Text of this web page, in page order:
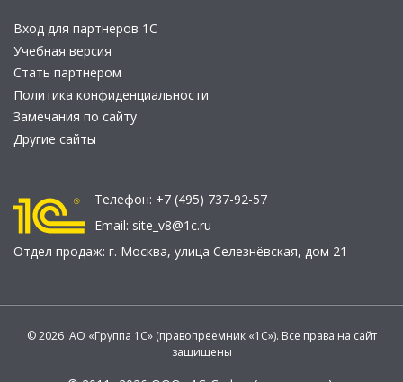
Вход для партнеров 1С
Учебная версия
Стать партнером
Политика конфиденциальности
Замечания по сайту
Другие сайты
Телефон: +7 (495) 737-92-57
Email: site_v8@1c.ru
Отдел продаж: г. Москва, улица Селезнёвская, дом 21
© 2026 АО «Группа 1С» (правопреемник «1С»). Все права на сайт
защищены